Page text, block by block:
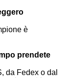
è
prendete
da Fedex o dal